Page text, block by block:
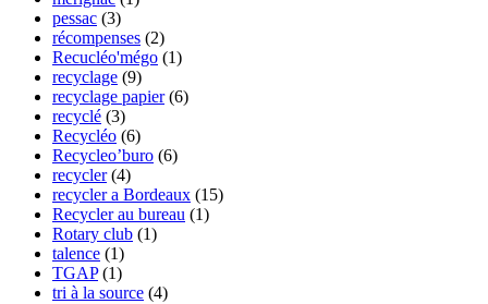
pessac (3)
récompenses (2)
Recucléo'mégo (1)
recyclage (9)
recyclage papier(6)
recyclé (3)
Recycléo (6)
Recycleo’buro (6)
recycler(4)
recycler a Bordeaux (15)
Recycler au bureau (1)
Rotary club (1)
talence (1)
TGAP(1)
tri à la source (4)